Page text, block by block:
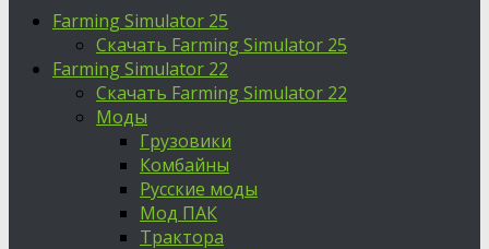
Farming Simulator 25
Скачать Farming Simulator 25
Farming Simulator 22
Скачать Farming Simulator 22
Моды
Грузовики
Комбайны
Русские моды
Мод ПАК
Трактора